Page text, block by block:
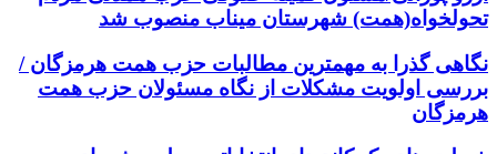
تحولخواه(همت) شهرستان میناب منصوب شد
نگاهی گذرا به مهمترین مطالبات حزب همت هرمزگان /
بررسی اولویت مشکلات از نگاه مسئولان حزب همت
هرمزگان